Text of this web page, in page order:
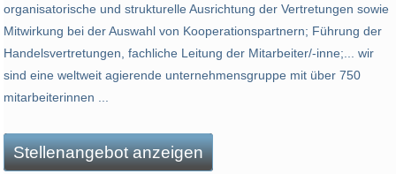
organisatorische und strukturelle Ausrichtung der Vertretungen sowie
Mitwirkung bei der Auswahl von Kooperationspartnern; Führung der
Handelsvertretungen, fachliche Leitung der Mitarbeiter/-inne;... wir
sind eine weltweit agierende unternehmensgruppe mit über 750
mitarbeiterinnen ...
Stellenangebot anzeigen